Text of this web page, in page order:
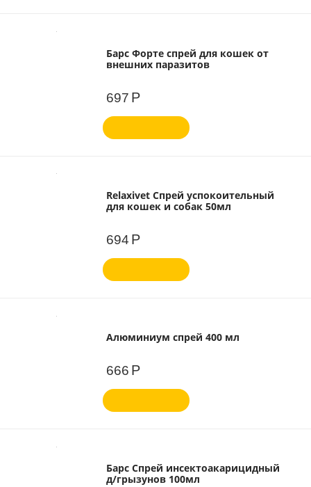
Барс Форте спрей для кошек от
внешних паразитов
697 Р
Relaxivet Спрей успокоительный
для кошек и собак 50мл
694 Р
Алюминиум спрей 400 мл
666 Р
Барс Спрей инсектоакарицидный
д/грызунов 100мл